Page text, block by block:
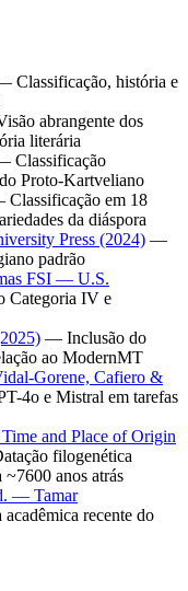
Classificação, história e
abrangente dos
literária
Classificação
Proto-Kartveliano
em 18
da diáspora
Press (2024) —
padrão
FSI — U.S.
Categoria IV e
— Inclusão do
ao ModernMT
Gorene, Cafiero &
4o e Mistral em tarefas
and Place of Origin
filogenética
anos atrás
— Tamar
recente do